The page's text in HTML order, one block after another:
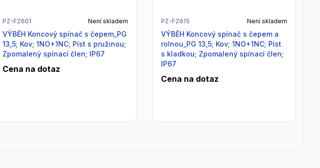
PZ-FZ601 Není skladem
VÝBĚH Koncový spínač s čepem_PG
13,5; Kov; 1NO+1NC; Píst s pružinou;
Zpomalený spínací člen; IP67
Cena na dotaz
PZ-FZ615 Není skladem
VÝBĚH Koncový spínač s čepem a
rolnou_PG 13,5; Kov; 1NO+1NC; Píst
s kladkou; Zpomalený spínací člen;
IP67
Cena na dotaz